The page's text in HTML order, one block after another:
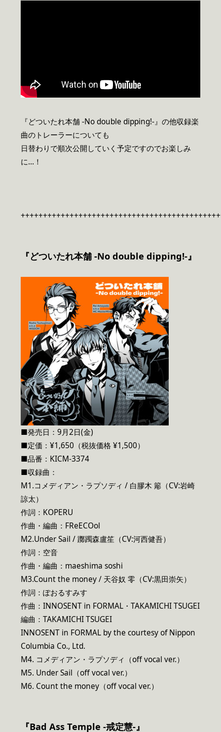
『どついたれ本舗 -No double dipping!-』の他収録楽
曲のトレーラーについても
日替わりで順次公開していく予定ですのでお楽しみ
に…！
『どついたれ本舗 -No double dipping!-』
■発売日：9月2日(金)
■定価：¥1,650（税抜価格 ¥1,500）
■品番：KICM-3374
■収録曲：
M1.コメディアン・ラプソディ / 白膠木 簓（CV:岩崎
諒太）
作詞：KOPERU
作曲・編曲：FReECOol
M2.Under Sail / 躑躅森盧笙（CV:河西健吾）
作詞：空音
作曲・編曲：maeshima soshi
M3.Count the money / 天谷奴 零（CV:黒田崇矢）
作詞：ぽおるすみす
作曲：INNOSENT in FORMAL・TAKAMICHI TSUGEI
編曲：TAKAMICHI TSUGEI
INNOSENT in FORMAL by the courtesy of Nippon
Columbia Co., Ltd.
M4. コメディアン・ラプソディ（off vocal ver.）
M5. Under Sail（off vocal ver.）
M6. Count the money（off vocal ver.）
『Bad Ass Temple -戒定慧-』